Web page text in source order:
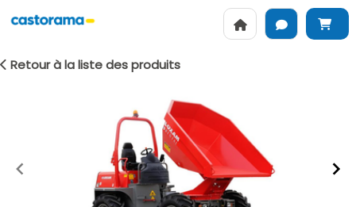
Retour à la liste des produits